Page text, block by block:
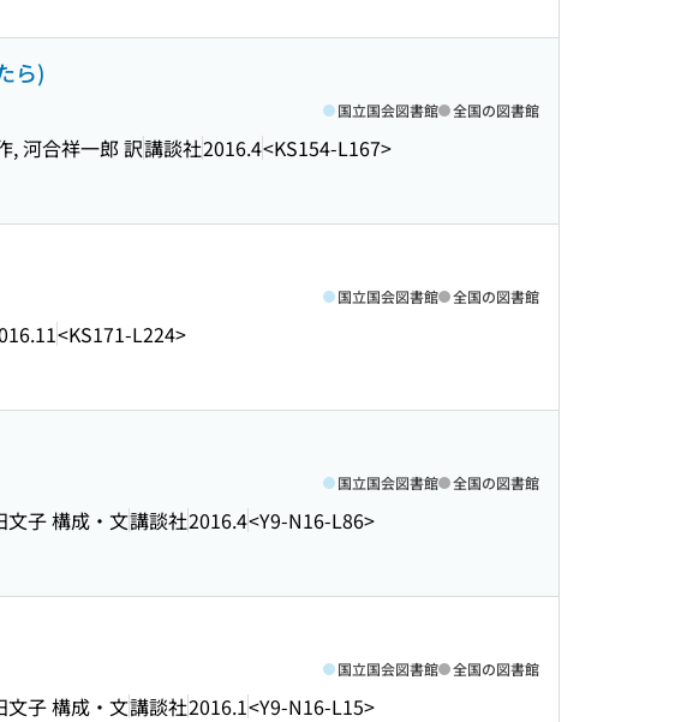
ら)
, 河合祥一郎 訳講談社2016.4<KS154-L167>
国立国会図書館 全国の図書館
<KS171-L224>
国立国会図書館 全国の図書館
文子 構成・文講談社2016.4<Y9-N16-L86>
国立国会図書館 全国の図書館
文子 構成・文講談社2016.1<Y9-N16-L15>
国立国会図書館 全国の図書館